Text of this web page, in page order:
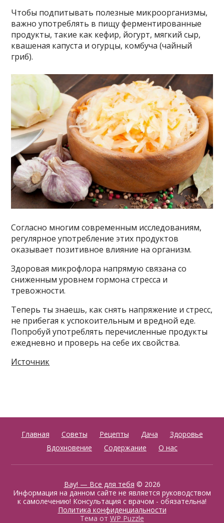
Чтобы подпитывать полезные микроорганизмы,
важно употреблять в пищу ферментированные
продукты, такие как кефир, йогурт, мягкий сыр,
квашеная капуста и огурцы, комбуча (чайный
гриб).
Согласно многим современным исследованиям,
регулярное употребление этих продуктов
оказывает позитивное влияние на организм.
Здоровая микрофлора напрямую связана со
сниженным уровнем гормона стресса и
тревожности.
Теперь ты знаешь, как снять напряжение и стресс,
не прибегая к успокоительным и вредной еде.
Попробуй употреблять перечисленные продукты
ежедневно и проверь на себе их свойства.
Источник
Главная Советы Рецепты Дача
Здоровье
Вдохновение
Содержание О нас
Вау! — Все для тебя © 2026
Информация на данном сайте не является руководством
к самолечению! Консультация с врачом - обязательна!
Политика конфиденциальности
Тема от WP Puzzle